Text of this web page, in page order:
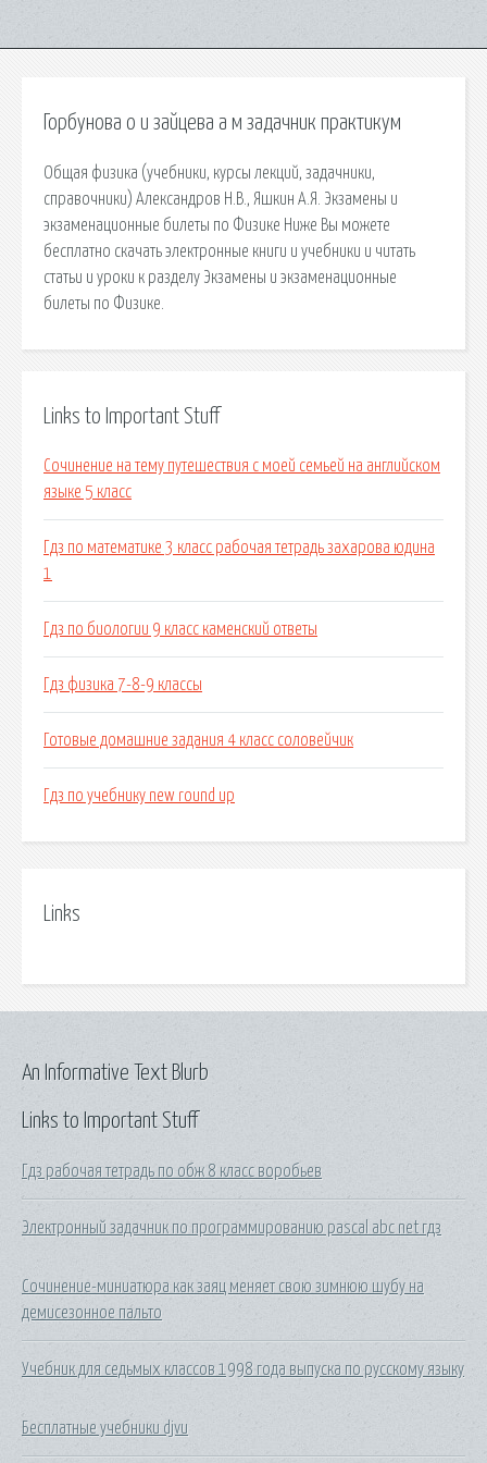
Горбунова о и зайцева а м задачник практикум
Общая физика (учебники, курсы лекций, задачники,
справочники) Александров Н.В., Яшкин А.Я. Экзамены и
экзаменационные билеты по Физике Ниже Вы можете
бесплатно скачать электронные книги и учебники и читать
статьи и уроки к разделу Экзамены и экзаменационные
билеты по Физике.
Links to Important Stuff
Сочинение на тему путешествия с моей семьей на английском
языке 5 класс
Гдз по математике 3 класс рабочая тетрадь захарова юдина
1
Гдз по биологии 9 класс каменский ответы
Гдз физика 7-8-9 классы
Готовые домашние задания 4 класс соловейчик
Гдз по учебнику new round up
Links
Links to Important Stuff
Гдз рабочая тетрадь по обж 8 класс воробьев
Электронный задачник по программированию pascal abc net гдз
Сочинение-миниатюра как заяц меняет свою зимнюю шубу на
демисезонное пальто
Учебник для седьмых классов 1998 года выпуска по русскому языку
Бесплатные учебники djvu
An Informative Text Blurb